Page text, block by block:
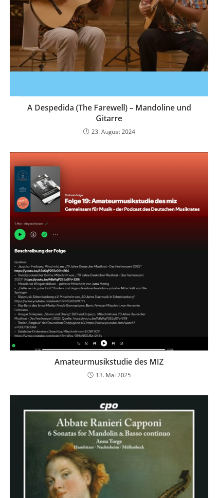
A Despedida (The Farewell) – Mandoline und
Gitarre
23. August 2024
Amateurmusikstudie des MIZ
13. Mai 2025